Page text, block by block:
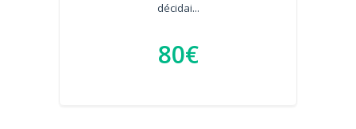
décidai...
80€